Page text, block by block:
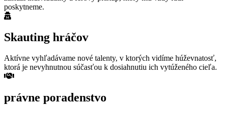
poskytneme.
Skauting hráčov
Aktívne vyhľadávame nové talenty, v ktorých vidíme húževnatosť,
ktorá je nevyhnutnou súčasťou k dosiahnutiu ich vytúženého cieľa.
právne poradenstvo